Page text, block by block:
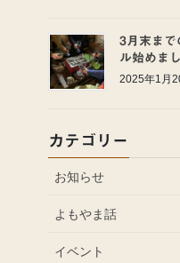
3月末まで
ル始めま
2025年1月
カテゴリー
お知らせ
よもやま話
イベント